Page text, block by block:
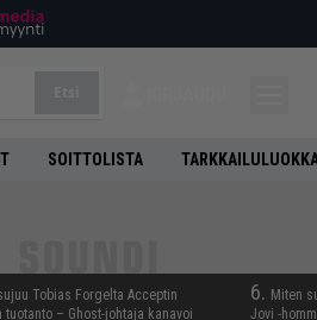
SOITTOLISTA
Tobias Forgelta Acceptin
tuotanto – Ghost-johtaja kanavoi
6. Miten
Jovi -